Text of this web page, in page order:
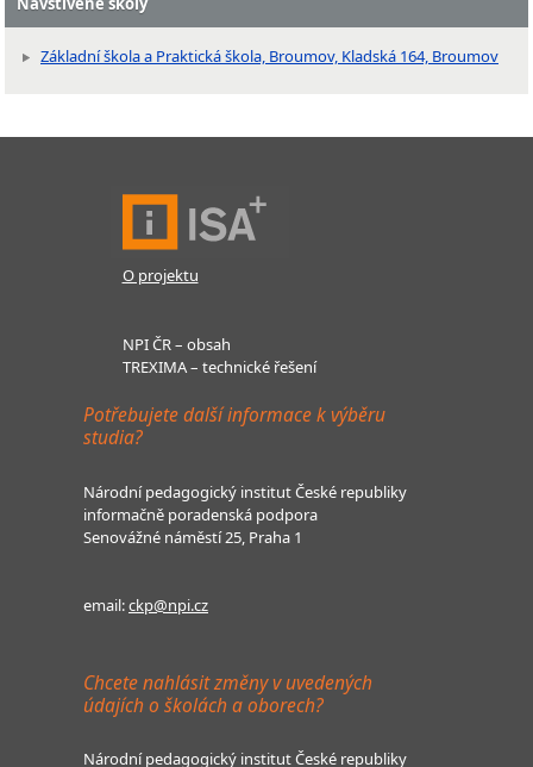
Základní škola a Praktická škola, Broumov, Kladská 164, Broumov
O projektu
NPI ČR – obsah
TREXIMA – technické řešení
Potřebujete další informace k výběru
studia?
Národní pedagogický institut České republiky
informačně poradenská podpora
Senovážné náměstí 25, Praha 1
email:ckp@npi.cz
Chcete nahlásit změny v uvedených
údajích o školách a oborech?
Národní pedagogický institut České republiky